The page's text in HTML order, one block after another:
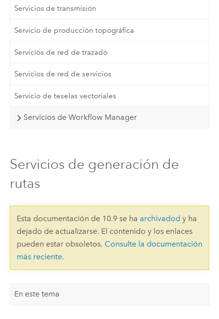
Servicios de transmisión
Servicio de producción topográfica
Servicios de red de trazado
Servicios de red de servicios
Servicio de teselas vectoriales
Servicios de Workflow Manager
Servicios de generación de
rutas
Esta documentación de 10.9 se ha archivadod y ha
dejado de actualizarse. El contenido y los enlaces
pueden estar obsoletos. Consulte la documentación
más reciente.
En este tema